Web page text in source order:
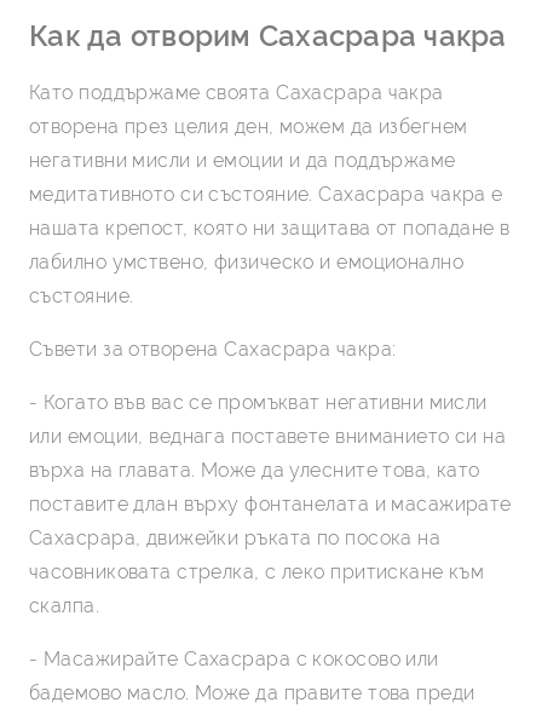
Как да отворим Сахасрара чакра
Като поддържаме своята Сахасрара чакра
отворена през целия ден, можем да избегнем
негативни мисли и емоции и да поддържаме
медитативното си състояние. Сахасрара чакра е
нашата крепост, която ни защитава от попадане в
лабилно умствено, физическо и емоционално
състояние.
Съвети за отворена Сахасрара чакра:
- Когато във вас се промъкват негативни мисли
или емоции, веднага поставете вниманието си на
върха на главата. Може да улесните това, като
поставите длан върху фонтанелата и масажирате
Сахасрара, движейки ръката по посока на
часовниковата стрелка, с леко притискане към
скалпа.
- Масажирайте Сахасрара с кокосово или
бадемово масло. Може да правите това преди